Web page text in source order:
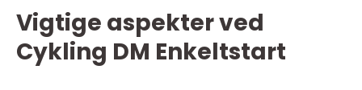
Vigtige aspekter ved
Cykling DM Enkeltstart